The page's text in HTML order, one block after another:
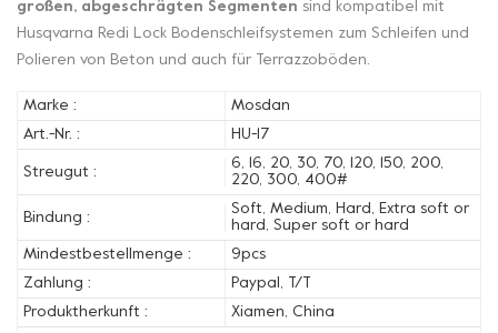
großen, abgeschrägten Segmenten sind kompatibel mit
Husqvarna Redi Lock Bodenschleifsystemen zum Schleifen und
Polieren von Beton und auch für Terrazzoböden.
Marke :
Mosdan
Art.-Nr. :
HU-17
Streugut :
6, 16, 20, 30, 70, 120, 150, 200,
220, 300, 400#
Bindung :
Soft, Medium, Hard, Extra soft or
hard, Super soft or hard
Mindestbestellmenge :
9pcs
Zahlung :
Paypal, T/T
Produktherkunft :
Xiamen, China